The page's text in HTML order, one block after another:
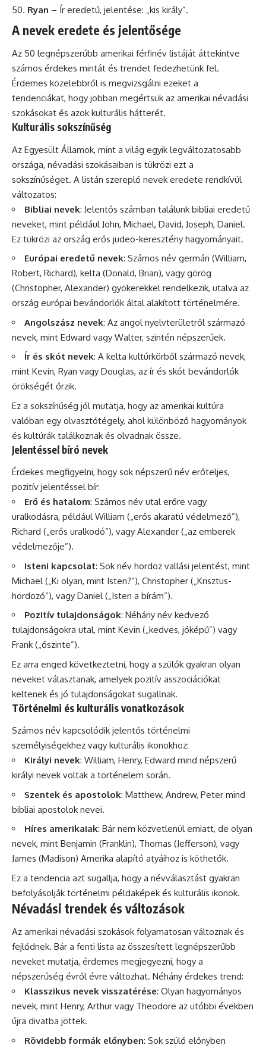
Ryan – Ír eredetű, jelentése: „kis király”.
A nevek eredete és jelentősége
Az 50 legnépszerűbb amerikai férfinév listáját áttekintve
számos érdekes mintát és trendet fedezhetünk fel.
Érdemes közelebbről is megvizsgálni ezeket a
tendenciákat, hogy jobban megértsük az amerikai névadási
szokásokat és azok kulturális hátterét.
Kulturális sokszínűség
Az Egyesült Államok, mint a világ egyik legváltozatosabb
országa, névadási szokásaiban is tükrözi ezt a
sokszínűséget. A listán szereplő nevek eredete rendkívül
változatos:
Bibliai nevek: Jelentős számban találunk bibliai eredetű
neveket, mint például John, Michael, David, Joseph, Daniel.
Ez tükrözi az ország erős judeo-keresztény hagyományait.
Európai eredetű nevek: Számos név germán (William,
Robert, Richard), kelta (Donald, Brian), vagy görög
(Christopher, Alexander) gyökerekkel rendelkezik, utalva az
ország európai bevándorlók által alakított történelmére.
Angolszász nevek: Az angol nyelvterületről származó
nevek, mint Edward vagy Walter, szintén népszerűek.
Ír és skót nevek: A kelta kultúrkörből származó nevek,
mint Kevin, Ryan vagy Douglas, az ír és skót bevándorlók
örökségét őrzik.
Ez a sokszínűség jól mutatja, hogy az amerikai kultúra
valóban egy olvasztótégely, ahol különböző hagyományok
és kultúrák találkoznak és olvadnak össze.
Jelentéssel bíró nevek
Érdekes megfigyelni, hogy sok népszerű név erőteljes,
pozitív jelentéssel bír:
Erő és hatalom: Számos név utal erőre vagy
uralkodásra, például William („erős akaratú védelmező”),
Richard („erős uralkodó”), vagy Alexander („az emberek
védelmezője”).
Isteni kapcsolat: Sok név hordoz vallási jelentést, mint
Michael („Ki olyan, mint Isten?”), Christopher („Krisztus-
hordozó”), vagy Daniel („Isten a bírám”).
Pozitív tulajdonságok: Néhány név kedvező
tulajdonságokra utal, mint Kevin („kedves, jóképű”) vagy
Frank („őszinte”).
Ez arra enged következtetni, hogy a szülők gyakran olyan
neveket választanak, amelyek pozitív asszociációkat
keltenek és jó tulajdonságokat sugallnak.
Történelmi és kulturális vonatkozások
Számos név kapcsolódik jelentős történelmi
személyiségekhez vagy kulturális ikonokhoz:
Királyi nevek: William, Henry, Edward mind népszerű
királyi nevek voltak a történelem során.
Szentek és apostolok: Matthew, Andrew, Peter mind
bibliai apostolok nevei.
Híres amerikaiak: Bár nem közvetlenül emiatt, de olyan
nevek, mint Benjamin (Franklin), Thomas (Jefferson), vagy
James (Madison) Amerika alapító atyáihoz is köthetők.
Ez a tendencia azt sugallja, hogy a névválasztást gyakran
befolyásolják történelmi példaképek és kulturális ikonok.
Névadási trendek és változások
Az amerikai névadási szokások folyamatosan változnak és
fejlődnek. Bár a fenti lista az összesített legnépszerűbb
neveket mutatja, érdemes megjegyezni, hogy a
népszerűség évről évre változhat. Néhány érdekes trend:
Klasszikus nevek visszatérése: Olyan hagyományos
nevek, mint Henry, Arthur vagy Theodore az utóbbi években
újra divatba jöttek.
Rövidebb formák előnyben: Sok szülő előnyben